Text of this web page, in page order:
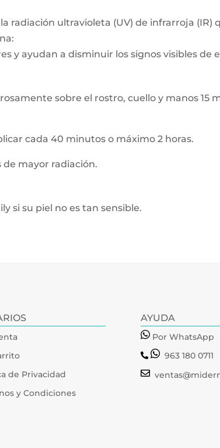
radiación ultravioleta (UV) de infrarroja (IR)
y ayudan a disminuir los signos visibles de
sobre el rostro, cuello y manos 15
cada 40 minutos o máximo 2 horas.
de mayor radiación.
si su piel no es tan sensible.
de Privacidad
y Condiciones
AYUDA
Por WhatsApp
963 180 0711